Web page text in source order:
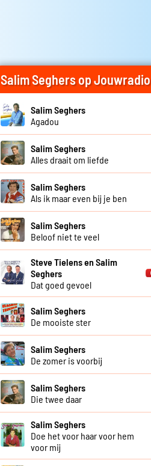
Salim Seghers op Jouwradio
Salim Seghers
Agadou
Salim Seghers
Alles draait om liefde
Salim Seghers
Als ik maar even bij je ben
Salim Seghers
Beloof niet te veel
Steve Tielens en Salim
Seghers
Dat goed gevoel
Salim Seghers
De mooiste ster
Salim Seghers
De zomer is voorbij
Salim Seghers
Die twee daar
Salim Seghers
Doe het voor haar voor hem
voor mij